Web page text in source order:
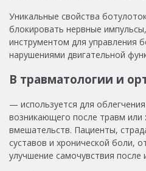
Уникальные свойства
блокировать нервные
инструментом для управления
нарушениями двигательной
В травматологии и
— используется для
возникающего после травм или
вмешательств. Пациенты,
суставов и хронической боли,
улучшение самочувствия после